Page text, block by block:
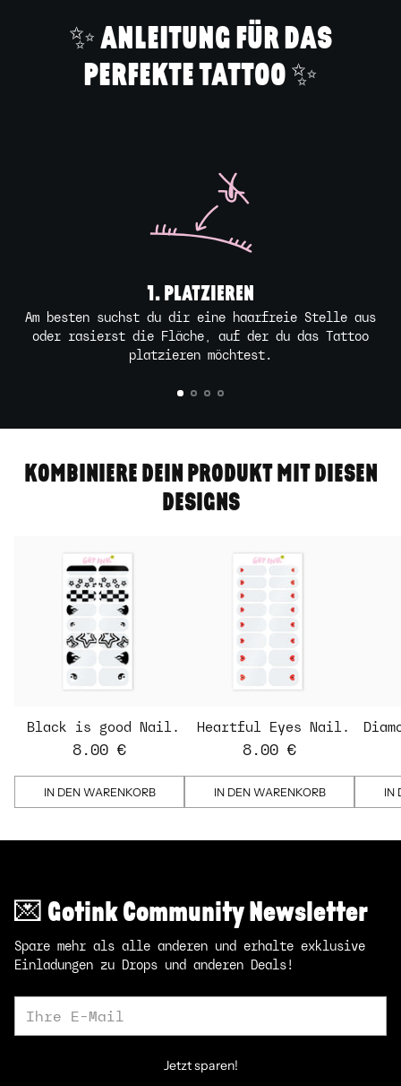
✨ ANLEITUNG FÜR DAS
PERFEKTE TATTOO ✨
1. PLATZIEREN
Am besten suchst du dir eine haarfreie Stelle aus
oder rasierst die Fläche, auf der du das Tattoo
platzieren möchtest.
KOMBINIERE DEIN PRODUKT MIT DIESEN
DESIGNS
Black is good Nail
Strips
8.00 €
IN DEN WARENKORB
Heartful Eyes Nail
Strips - transparent
8.00 €
IN DEN WARENKORB IN
💌 Gotink Community Newsletter
Spare mehr als alle anderen und erhalte exklusive
Einladungen zu Drops und anderen Deals!
E-
Jetzt sparen!